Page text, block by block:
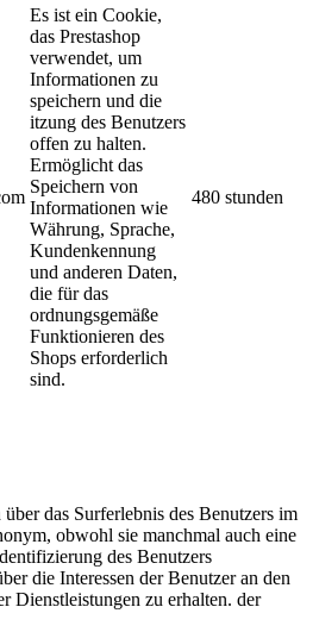
Es ist ein Cookie,
das Prestashop
verwendet, um
Informationen zu
speichern und die
itzung des Benutzers
offen zu halten.
Ermöglicht das
Speichern von
Informationen wie
Währung, Sprache,
Kundenkennung
und anderen Daten,
die für das
ordnungsgemäße
Funktionieren des
Shops erforderlich
sind.
480 stunden
das Surferlebnis des Benutzers im
obwohl sie manchmal auch eine
des Benutzers
die Interessen der Benutzer an den
Dienstleistungen zu erhalten. der